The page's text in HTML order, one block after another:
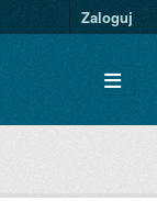
Zaloguj